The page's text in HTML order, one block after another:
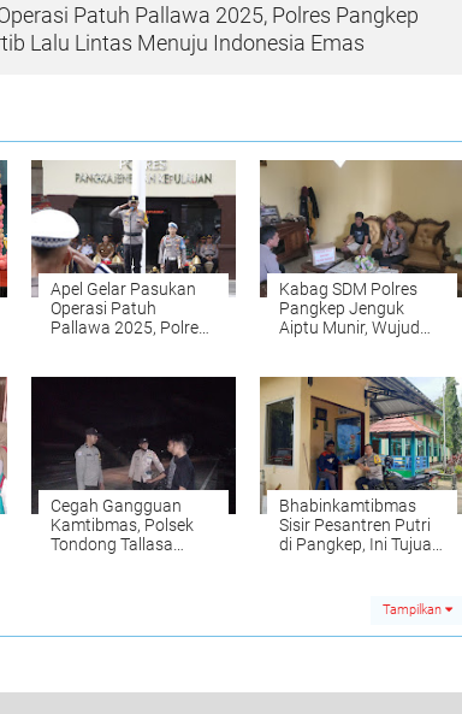
Patuh Pallawa 2025, Polres Pangkep
Lalu Lintas Menuju Indonesia Emas
Apel Gelar Pasukan
Operasi Patuh
Pallawa 2025, Polres
Kabag SDM Polres
Pangkep Jenguk
Aiptu Munir, Wujud
Cegah Gangguan
Kamtibmas, Polsek
Tondong Tallasa
Bhabinkamtibmas
Sisir Pesantren Putri
di Pangkep, Ini Tujuan
Tampilkan